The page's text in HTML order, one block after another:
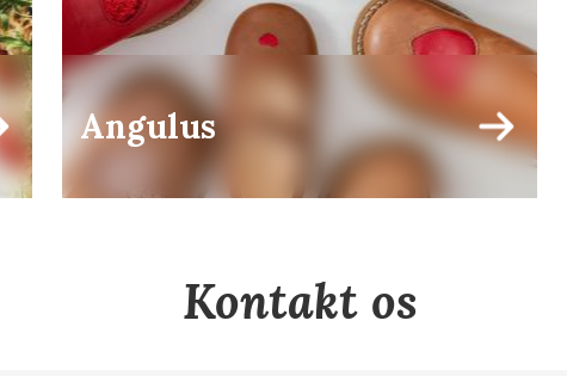
Angulus
Kontakt os